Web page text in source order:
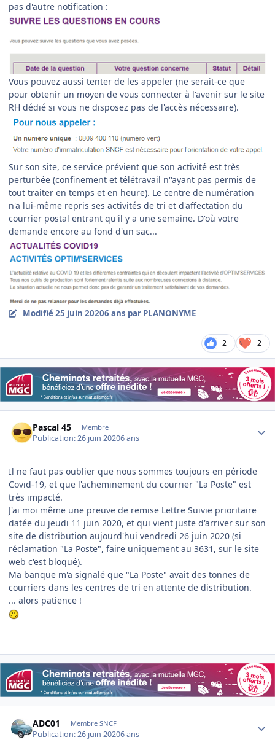
pas d'autre notification :
Vous pouvez aussi tenter de les appeler (ne serait-ce que
pour obtenir un moyen de vous connecter à l'avenir sur le site
RH dédié si vous ne disposez pas de l'accès nécessaire).
Sur son site, ce service prévient que son activité est très
perturbée (confinement et télétravail n''ayant pas permis de
tout traiter en temps et en heure). Le centre de numération
n'a lui-même repris ses activités de tri et d'affectation du
courrier postal entrant qu'il y a une semaine. D'où votre
demande encore au fond d'un sac...
Modifié25 juin 20206 ans par PLANONYME
2 2
Pascal 45 Membre
Publication:26 juin 20206 ans
Il ne faut pas oublier que nous sommes toujours en période
Covid-19, et que l'acheminement du courrier "La Poste" est
très impacté.
J'ai moi même une preuve de remise Lettre Suivie prioritaire
datée du jeudi 11 juin 2020, et qui vient juste d'arriver sur son
site de distribution aujourd'hui vendredi 26 juin 2020 (si
réclamation "La Poste", faire uniquement au 3631, sur le site
web c'est bloqué).
Ma banque m'a signalé que "La Poste" avait des tonnes de
courriers dans les centres de tri en attente de distribution.
... alors patience !
ADC01 Membre SNCF
Publication:26 juin 20206 ans